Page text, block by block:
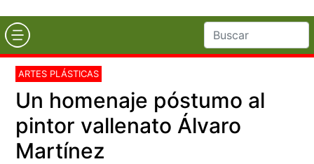
ARTES PLÁSTICAS
Un homenaje póstumo al
pintor vallenato Álvaro
Martínez